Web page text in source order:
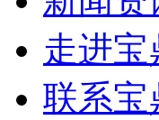
走进宝
联系宝